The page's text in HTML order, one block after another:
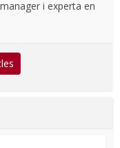
i experta en